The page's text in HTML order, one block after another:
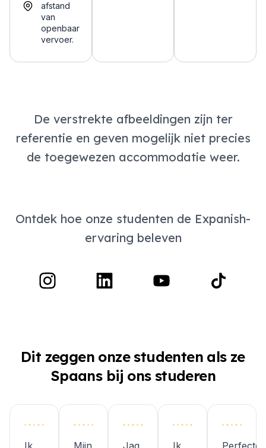
afstand
van
openbaar
vervoer.
De verstrekte afbeeldingen zijn ter
referentie en geven mogelijk niet precies
de toegewezen accommodatie weer.
Ontdek hoe onze studenten de Expanish-
ervaring beleven
Dit zeggen onze studenten als ze
Spaans bij ons studeren
Ik
Mijn
Jag
Ik
Perfecte